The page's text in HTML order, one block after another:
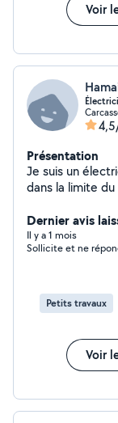
Voir
Présentation
Je suis un
dans la limite du possible
multiple et
Dernier avis
Il y a 1 mois
Sollicite et ne
Petits travaux
Voir